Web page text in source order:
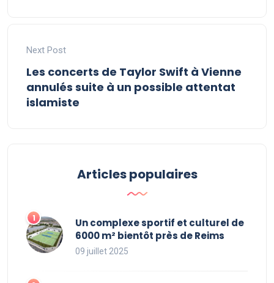
Next Post
Les concerts de Taylor Swift à Vienne
annulés suite à un possible attentat
islamiste
Articles populaires
Un complexe sportif et culturel de
6000 m² bientôt près de Reims
09 juillet 2025